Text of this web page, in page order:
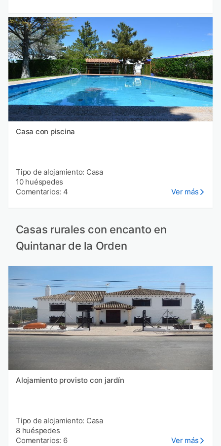
Casa con piscina
Tipo de alojamiento: Casa
10 huéspedes
Comentarios: 4
Ver más
Casas rurales con encanto en
Quintanar de la Orden
Alojamiento provisto con jardín
Tipo de alojamiento: Casa
8 huéspedes
Comentarios: 6
Ver más